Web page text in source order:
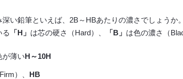
い鉛筆といえば、2B～HBあたりの濃さでしょうか。
る
「H」 は芯の硬さ（Hard）、 「B」 は色の濃さ（
が薄いH～10H
Firm）、 HB